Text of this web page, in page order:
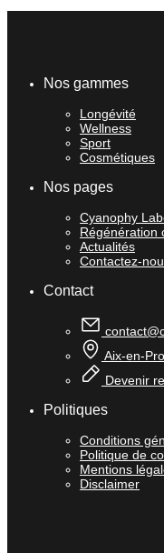
Nos gammes
Longévité
Wellness
Sport
Cosmétiques
Nos pages
Cyanophy
Régénération
Actualités
Contactez-
Contact
Aix-en-
Devenir
Politiques
Conditions
Politique de
Mentions
Disclaimer